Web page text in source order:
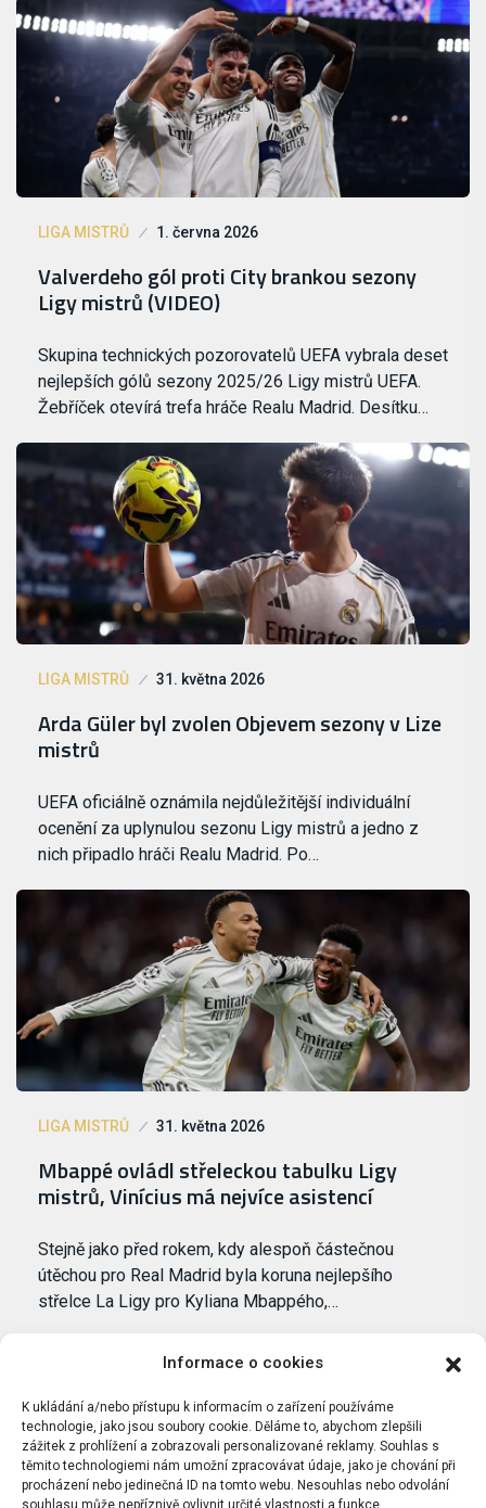
Informace o cookies
K ukládání a/nebo přístupu k informacím o zařízení používáme
technologie, jako jsou soubory cookie. Děláme to, abychom zlepšili
zážitek z prohlížení a zobrazovali personalizované reklamy. Souhlas s
těmito technologiemi nám umožní zpracovávat údaje, jako je chování při
procházení nebo jedinečná ID na tomto webu. Nesouhlas nebo odvolání
souhlasu může nepříznivě ovlivnit určité vlastnosti a funkce.
LIGA MISTRŮ 1. června 2026
Valverdeho gól proti City brankou sezony
Ligy mistrů (VIDEO)
Skupina technických pozorovatelů UEFA vybrala deset
nejlepších gólů sezony 2025/26 Ligy mistrů UEFA.
Žebříček otevírá trefa hráče Realu Madrid. Desítku…
LIGA MISTRŮ 31. května 2026
Arda Güler byl zvolen Objevem sezony v Lize
mistrů
UEFA oficiálně oznámila nejdůležitější individuální
ocenění za uplynulou sezonu Ligy mistrů a jedno z
nich připadlo hráči Realu Madrid. Po…
LIGA MISTRŮ 31. května 2026
Mbappé ovládl střeleckou tabulku Ligy
mistrů, Vinícius má nejvíce asistencí
Stejně jako před rokem, kdy alespoň částečnou
útěchou pro Real Madrid byla koruna nejlepšího
střelce La Ligy pro Kyliana Mbappého,…